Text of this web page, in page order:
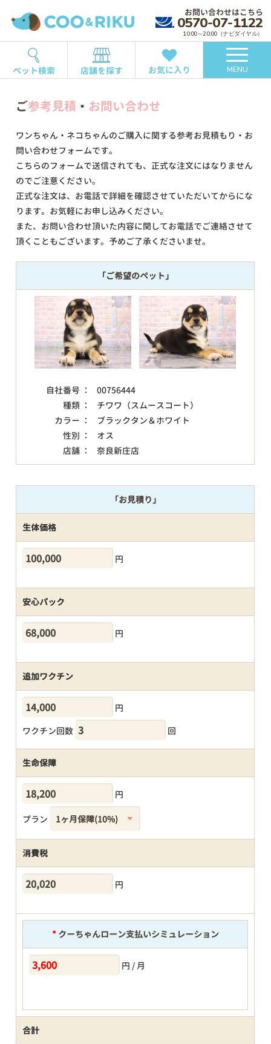
お問い合わせはこちら
0570-07-1122
10:00～20:00（ナビダイヤル）
ペット検索 店舗を探す お気に入り MENU
ご参考見積 ・ お問い合わせ
ワンちゃん・ネコちゃんのご購入に関する参考お見積もり・お
問い合わせフォームです。
こちらのフォームで送信されても、正式な注文にはなりません
のでご注意ください。
正式な注文は、お電話で詳細を確認させていただいてからにな
ります。お気軽にお申し込みください。
また、お問い合わせ頂いた内容に関してお電話でご連絡させて
頂くこともございます。予めご了承くださいませ。
「ご希望のペット」
自社番号 ：
00756444
種類 ：
チワワ（スムースコート）
カラー ：
ブラックタン＆ホワイト
性別 ：
オス
店舗 ：
奈良新庄店
「お見積り」
生体価格
円
安心パック
円
追加ワクチン
円
ワクチン回数
回
生命保障
円
プラン
消費税
円
*クーちゃんローン支払いシミュレーション
円 / 月
合計